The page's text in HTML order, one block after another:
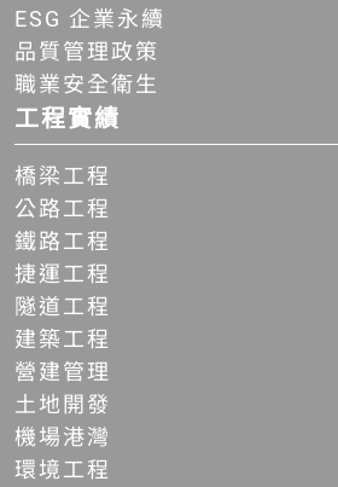
ESG 企業永續
品質管理政策
職業安全衛生
工程實績
橋梁工程
公路工程
鐵路工程
捷運工程
隧道工程
建築工程
營建管理
土地開發
機場港灣
環境工程